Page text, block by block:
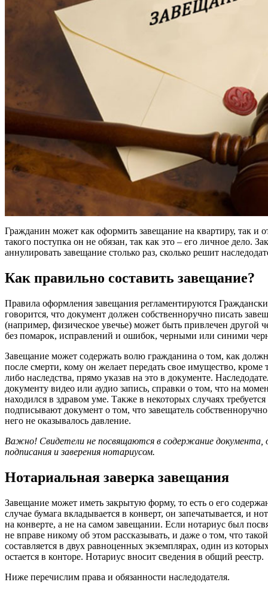
Гражданин может как оформить завещание на квартиру, так и
такого поступка он не обязан, так как это – его личное дело.
аннулировать завещание столько раз, сколько решит
Как правильно составить завещание?
Правила оформления завещания регламентируются
говорится, что документ должен собственноручно писать
(например, физическое увечье) может быть привлечен другой
без помарок, исправлений и ошибок, черными или синими
Завещание может содержать волю гражданина о том, как
после смерти, кому он желает передать свое имущество,
либо наследства, прямо указав на это в документе.
документу видео или аудио запись, справки о том, что на
находился в здравом уме. Также в некоторых случаях
подписывают документ о том, что завещатель
него не оказывалось давление.
Важно! Свидетели не посвящаются в содержание документа,
подписания и заверения нотариусом.
Нотариальная заверка завещания
Завещание может иметь закрытую форму, то есть о его
случае бумага вкладывается в конверт, он запечатывается, и
на конверте, а не на самом завещании. Если нотариус был
не вправе никому об этом рассказывать, и даже о том, что
составляется в двух равноценных экземплярах, один из
остается в конторе. Нотариус вносит сведения в общий реестр.
Ниже перечислим права и обязанности наследодателя.